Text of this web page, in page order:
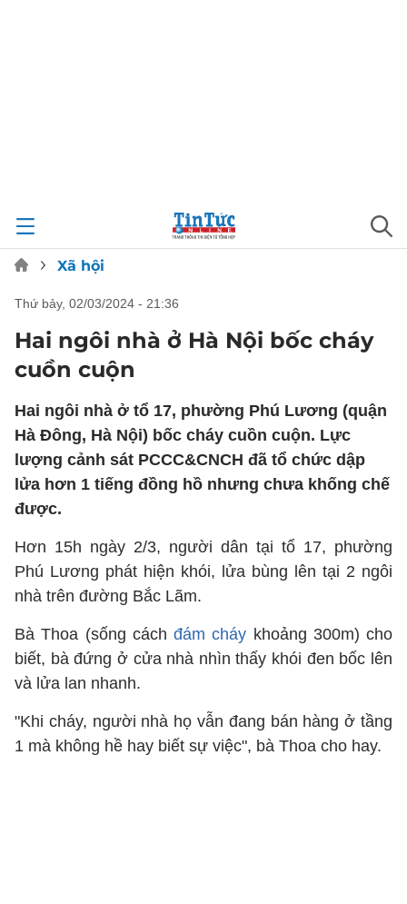
Xã hội
thứ bảy, 02/03/2024 - 21:36
Hai ngôi nhà ở Hà Nội bốc cháy
cuồn cuộn
Hai ngôi nhà ở tổ 17, phường Phú Lương (quận
Hà Đông, Hà Nội) bốc cháy cuồn cuộn. Lực
lượng cảnh sát PCCC&CNCH đã tổ chức dập
lửa hơn 1 tiếng đồng hồ nhưng chưa khống chế
được.
Hơn 15h ngày 2/3, người dân tại tổ 17, phường
Phú Lương phát hiện khói, lửa bùng lên tại 2 ngôi
nhà trên đường Bắc Lãm.
Bà Thoa (sống cách đám cháy khoảng 300m) cho
biết, bà đứng ở cửa nhà nhìn thấy khói đen bốc lên
và lửa lan nhanh.
"Khi cháy, người nhà họ vẫn đang bán hàng ở tầng
1 mà không hề hay biết sự việc", bà Thoa cho hay.